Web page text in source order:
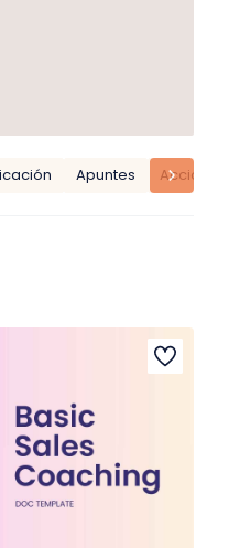
Apuntes Acción